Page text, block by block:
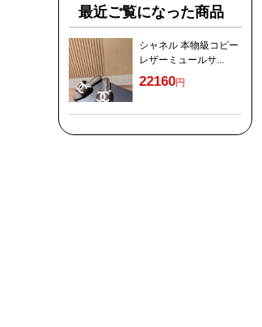
最近ご覧になった商品
シャネル 本物級コピー
レザーミュールサ...
22160円